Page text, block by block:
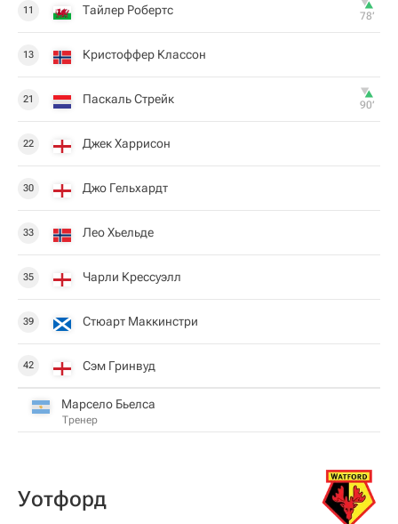
11 Тайлер Робертс 78‎’‎
13 Кристоффер Классон
21 Паскаль Стрейк 90‎’‎
22 Джек Харрисон
30 Джо Гельхардт
33 Лео Хьельде
35 Чарли Крессуэлл
39 Стюарт Маккинстри
42 Сэм Гринвуд
Марсело Бьелса
Тренер
Уотфорд